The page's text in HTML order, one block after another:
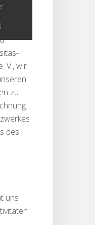
V., wir
zu
des
uns